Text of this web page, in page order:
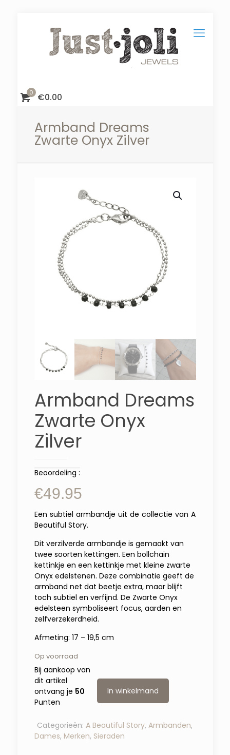
0 €0.00
Armband Dreams
Zwarte Onyx Zilver
Armband Dreams
Zwarte Onyx
Zilver
Beoordeling :
€49.95
Een subtiel armbandje uit de collectie van A
Beautiful Story.
Dit verzilverde armbandje is gemaakt van
twee soorten kettingen. Een bollchain
kettinkje en een kettinkje met kleine zwarte
Onyx edelstenen. Deze combinatie geeft de
armband net dat beetje extra, maar blijft
toch subtiel en verfijnd. De Zwarte Onyx
edelsteen symboliseert focus, aarden en
zelfverzekerdheid.
Afmeting: 17 – 19,5 cm
Op voorraad
Bij aankoop van
dit artikel
ontvang je 50
Punten
In winkelmand
Categorieën: A Beautiful Story, Armbanden,
Dames, Merken, Sieraden